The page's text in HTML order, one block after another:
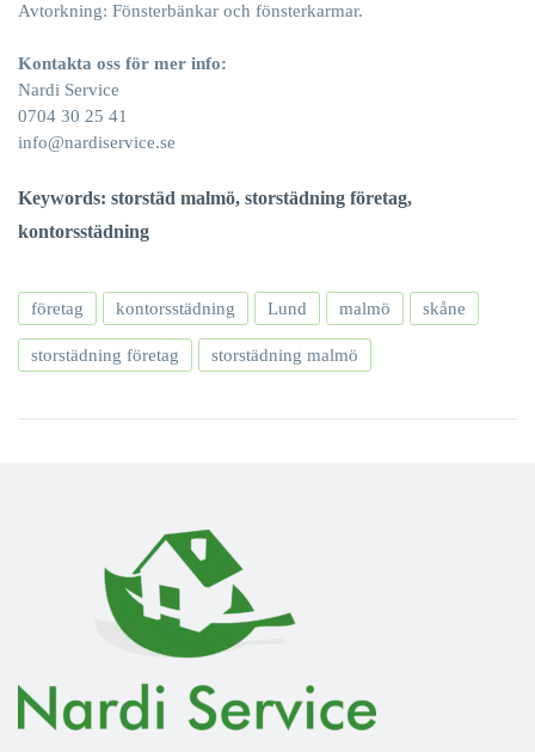
Avtorkning: Fönsterbänkar och fönsterkarmar.
Kontakta oss för mer info:
Nardi Service
0704 30 25 41
info@nardiservice.se
Keywords: storstäd malmö, storstädning företag,
kontorsstädning
företag kontorsstädning Lund malmö skåne
storstädning företag storstädning malmö